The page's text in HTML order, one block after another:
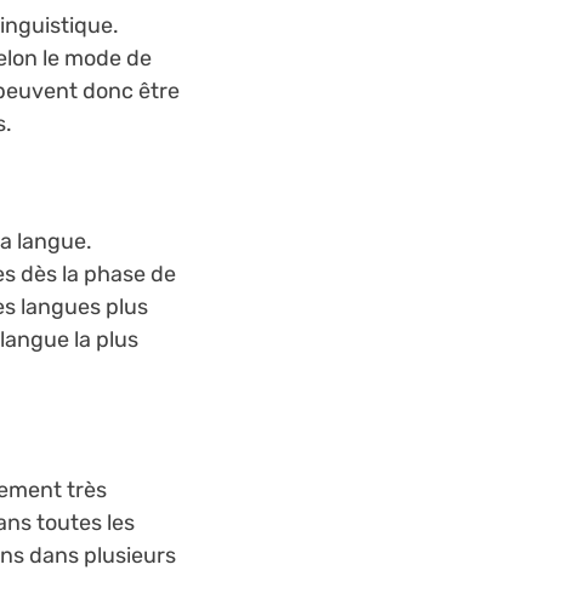
le mode de
donc être
langue.
dès la phase de
langues plus
la plus
très
toutes les
dans plusieurs